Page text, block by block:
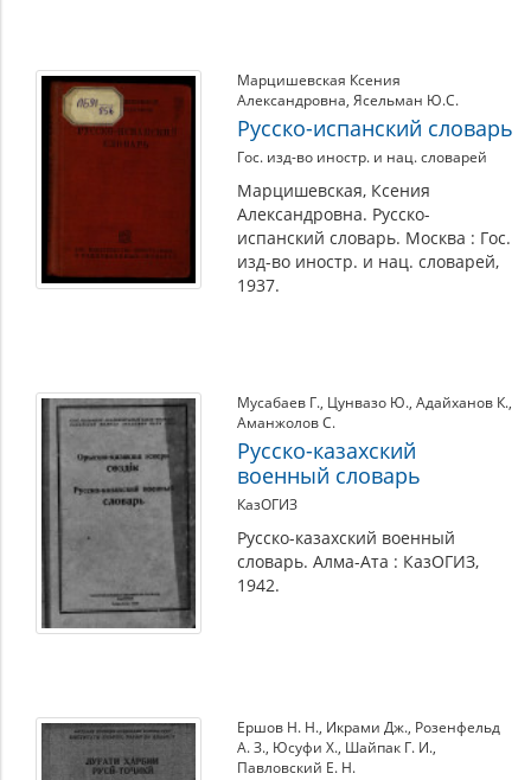
Марцишевская Ксения
Александровна, Ясельман Ю.С.
Русско-испанский словарь
Гос. изд-во иностр. и нац. словарей
Марцишевская, Ксения
Александровна. Русско-
испанский словарь. Москва : Гос.
изд-во иностр. и нац. словарей,
1937.
Мусабаев Г., Цунвазо Ю., Адайханов К.,
Аманжолов С.
Русско-казахский
военный словарь
КазОГИЗ
Русско-казахский военный
словарь. Алма-Ата : КазОГИЗ,
1942.
Ершов Н. Н., Икрами Дж., Розенфельд
А. З., Юсуфи Х., Шайпак Г. И.,
Павловский Е. Н.